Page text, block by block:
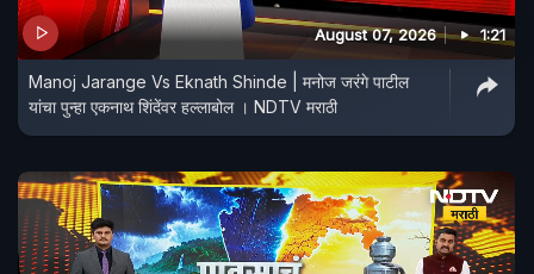
August 07, 2026 1:21
Manoj Jarange Vs Eknath Shinde | मनोज जरंगे पाटील
यांचा पुन्हा एकनाथ शिंदेंवर हल्लाबोल । NDTV मराठी